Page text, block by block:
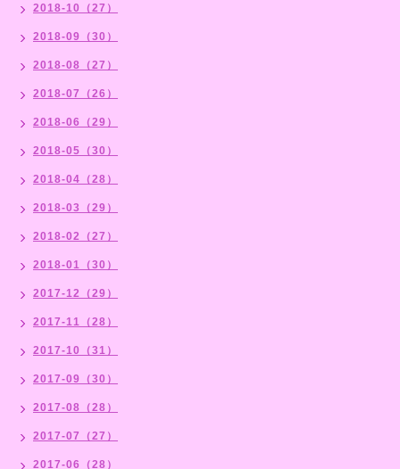
2018-10（27）
2018-09（30）
2018-08（27）
2018-07（26）
2018-06（29）
2018-05（30）
2018-04（28）
2018-03（29）
2018-02（27）
2018-01（30）
2017-12（29）
2017-11（28）
2017-10（31）
2017-09（30）
2017-08（28）
2017-07（27）
2017-06（28）